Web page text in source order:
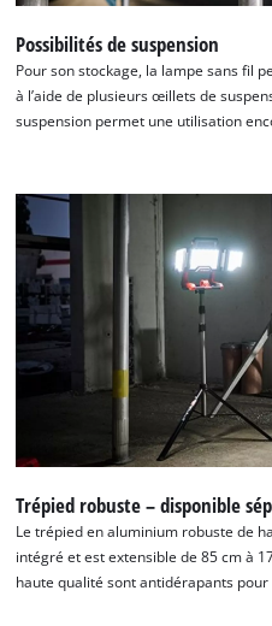
Possibilités de suspension
Pour son stockage, la lampe sans fil
à l’aide de plusieurs œillets de
suspension permet une utilisation
Trépied robuste – disponible
Le trépied en aluminium robuste de
intégré et est extensible de 85 cm à
haute qualité sont antidérapants